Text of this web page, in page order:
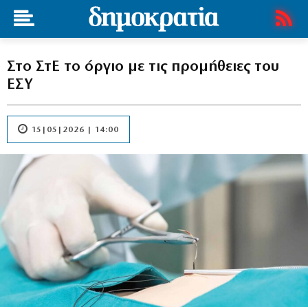
Στο ΣτΕ το όργιο με τις προμήθειες του
ΕΣΥ
15|05|2026 | 14:00